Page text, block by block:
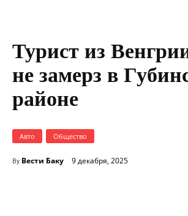
Турист из
не замерз в
районе
Авто Общество
By Вести Баку 9 декабря, 2025